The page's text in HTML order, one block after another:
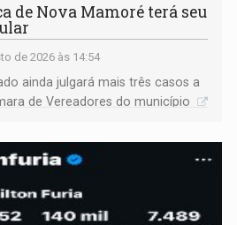
de Nova Mamoré terá seu
de 2026 às 14:54
ainda julgará mais três casos a
de Vereadores do município